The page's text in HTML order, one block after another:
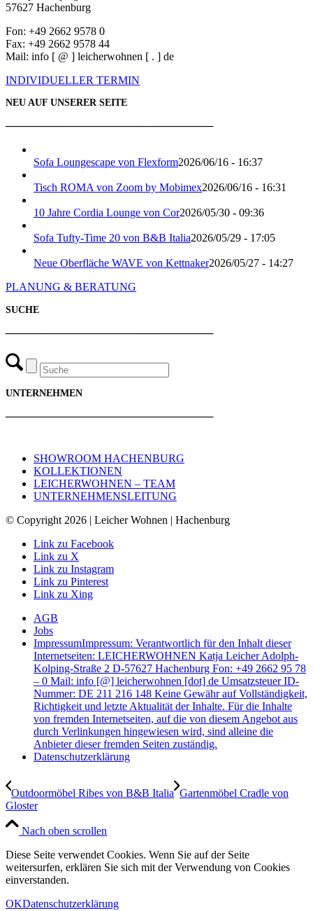
57627 Hachenburg
Fon: +49 2662 9578 0
Fax: +49 2662 9578 44
Mail: info [ @ ] leicherwohnen [ . ] de
INDIVIDUELLER TERMIN
NEU AUF UNSERER SEITE
───────────────────────────
Sofa Loungescape von Flexform2026/06/16 - 16:37
Tisch ROMA von Zoom by Mobimex2026/06/16 - 16:31
10 Jahre Cordia Lounge von Cor2026/05/30 - 09:36
Sofa Tufty-Time 20 von B&B Italia2026/05/29 - 17:05
Neue Oberfläche WAVE von Kettnaker2026/05/27 - 14:27
PLANUNG & BERATUNG
SUCHE
───────────────────────────
UNTERNEHMEN
───────────────────────────
SHOWROOM HACHENBURG
KOLLEKTIONEN
LEICHERWOHNEN – TEAM
UNTERNEHMENSLEITUNG
© Copyright 2026 | Leicher Wohnen | Hachenburg
Link zu Facebook
Link zu X
Link zu Instagram
Link zu Pinterest
Link zu Xing
AGB
Jobs
ImpressumImpressum: Verantwortlich für den Inhalt dieser
Internetseiten: LEICHERWOHNEN Katja Leicher Adolph-
Kolping-Straße 2 D-57627 Hachenburg Fon: +49 2662 95 78
– 0 Mail: info [@] leicherwohnen [dot] de Umsatzsteuer ID-
Nummer: DE 211 216 148 Keine Gewähr auf Vollständigkeit,
Richtigkeit und letzte Aktualität der Inhalte. Für die Inhalte
von fremden Internetseiten, auf die von diesem Angebot aus
durch Verlinkungen hingewiesen wird, sind alleine die
Anbieter dieser fremden Seiten zuständig.
Datenschutzerklärung
Outdoormöbel Ribes von B&B Italia Gartenmöbel Cradle von
Gloster
Nach oben scrollen
Diese Seite verwendet Cookies. Wenn Sie auf der Seite
weitersurfen, erklären Sie sich mit der Verwendung von Cookies
einverstanden.
OKDatenschutzerklärung